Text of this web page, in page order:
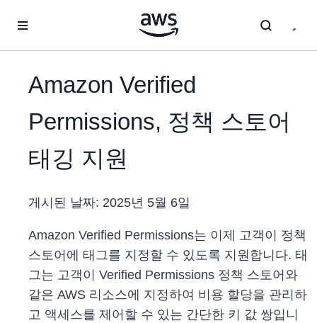
Amazon Verified
Permissions, 정책 스토어
태깅 지원
게시된 날짜: 2025년 5월 6일
Amazon Verified Permissions는 이제 고객이 정책
스토어에 태그를 지정할 수 있도록 지원합니다. 태
그는 고객이 Verified Permissions 정책 스토어와
같은 AWS 리소스에 지정하여 비용 할당을 관리하
고 액세스를 제어할 수 있는 간단한 키 값 쌍입니